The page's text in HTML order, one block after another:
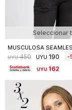
Seleccionar
MUSCULOSA
UYU 450 UYU 190
UYU 162